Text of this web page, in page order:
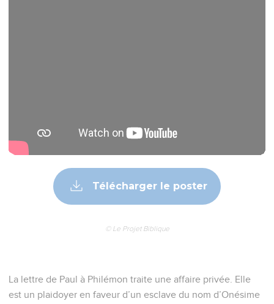
Télécharger le poster
© Le Projet Biblique
La lettre de Paul à Philémon traite une affaire privée. Elle
est un plaidoyer en faveur d’un esclave du nom d’Onésime